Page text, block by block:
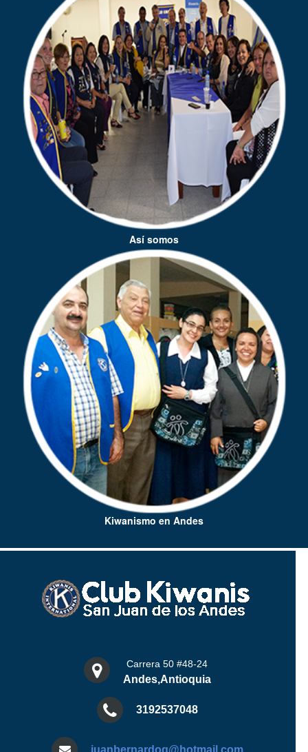
Así somos
Kiwanismo en Andes
Carrera 50 #48-24
Andes,Antioquia
3192537048
juanbernardog@hotmail.com